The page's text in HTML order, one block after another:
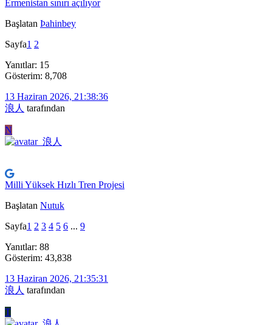
Ermenistan sınırı açılıyor
Başlatan Þahinbey
Sayfa1 2
Yanıtlar: 15
Gösterim: 8,708
13 Haziran 2026, 21:38:36
浪人 tarafından
N
Milli Yüksek Hızlı Tren Projesi
Başlatan Nutuk
Sayfa1 2 3 4 5 6 ... 9
Yanıtlar: 88
Gösterim: 43,838
13 Haziran 2026, 21:35:31
浪人 tarafından
T